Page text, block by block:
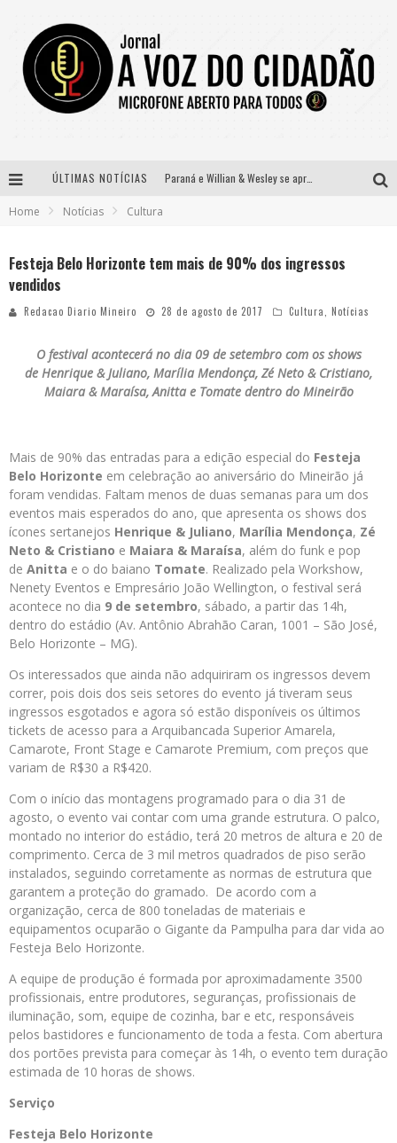
ÚLTIMAS NOTÍCIAS Paraná e Willian & Wesley se apresentam no Carretão Trevo Contagem nesta sexta-feira
Home Notícias Cultura
Festeja Belo Horizonte tem mais de 90% dos ingressos
vendidos
Redacao Diario Mineiro 28 de agosto de 2017 Cultura Notícias
O festival acontecerá no dia 09 de setembro com os shows
de Henrique & Juliano, Marília Mendonça, Zé Neto & Cristiano,
Maiara & Maraísa, Anitta e Tomate dentro do Mineirão
Mais de 90% das entradas para a edição especial do Festeja
Belo Horizonte em celebração ao aniversário do Mineirão já
foram vendidas. Faltam menos de duas semanas para um dos
eventos mais esperados do ano, que apresenta os shows dos
ícones sertanejos Henrique & Juliano, Marília Mendonça, Zé
Neto & Cristiano e Maiara & Maraísa, além do funk e pop
de Anitta e o do baiano Tomate. Realizado pela Workshow,
Nenety Eventos e Empresário João Wellington, o festival será
acontece no dia 9 de setembro, sábado, a partir das 14h,
dentro do estádio (Av. Antônio Abrahão Caran, 1001 – São José,
Belo Horizonte – MG).
Os interessados que ainda não adquiriram os ingressos devem
correr, pois dois dos seis setores do evento já tiveram seus
ingressos esgotados e agora só estão disponíveis os últimos
tickets de acesso para a Arquibancada Superior Amarela,
Camarote, Front Stage e Camarote Premium, com preços que
variam de R$30 a R$420.
Com o início das montagens programado para o dia 31 de
agosto, o evento vai contar com uma grande estrutura. O palco,
montado no interior do estádio, terá 20 metros de altura e 20 de
comprimento. Cerca de 3 mil metros quadrados de piso serão
instalados, seguindo corretamente as normas de estrutura que
garantem a proteção do gramado. De acordo com a
organização, cerca de 800 toneladas de materiais e
equipamentos ocuparão o Gigante da Pampulha para dar vida ao
Festeja Belo Horizonte.
A equipe de produção é formada por aproximadamente 3500
profissionais, entre produtores, seguranças, profissionais de
iluminação, som, equipe de cozinha, bar e etc, responsáveis
pelos bastidores e funcionamento de toda a festa. Com abertura
dos portões prevista para começar às 14h, o evento tem duração
estimada de 10 horas de shows.
Serviço
Festeja Belo Horizonte